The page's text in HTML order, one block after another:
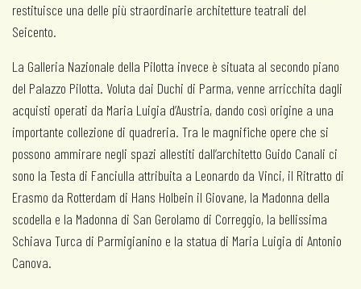
restituisce una delle più straordinarie architetture teatrali del
Seicento.
La Galleria Nazionale della Pilotta invece è situata al secondo piano
del Palazzo Pilotta. Voluta dai Duchi di Parma, venne arricchita dagli
acquisti operati da Maria Luigia d’Austria, dando così origine a una
importante collezione di quadreria. Tra le magnifiche opere che si
possono ammirare negli spazi allestiti dall’architetto Guido Canali ci
sono la Testa di Fanciulla attribuita a Leonardo da Vinci, il Ritratto di
Erasmo da Rotterdam di Hans Holbein il Giovane, la Madonna della
scodella e la Madonna di San Gerolamo di Correggio, la bellissima
Schiava Turca di Parmigianino e la statua di Maria Luigia di Antonio
Canova.